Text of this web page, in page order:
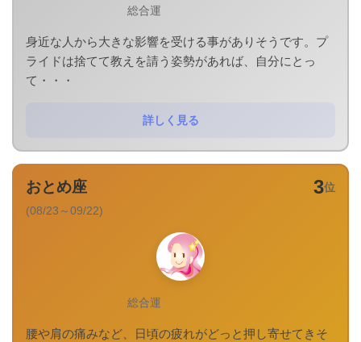
総合運
身近な人から大きな影響を受ける事がありそうです。プ
ライドは捨てて教えを請う姿勢があれば、自分にとっ
て・・・
詳しく見る
3位
おとめ座
(08/23～09/22)
総合運
腰や肩の痛みなど、日頃の疲れがどっと押し寄せてきそ